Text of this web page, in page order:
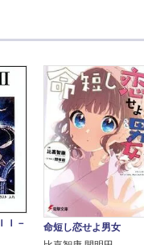
Ｉ－
命短し恋せよ男女